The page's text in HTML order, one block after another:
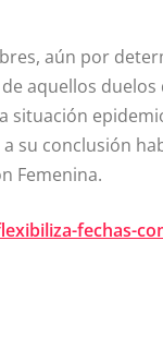
aún por
aquellos
situación
su conclusión
Femenina.
fechas-